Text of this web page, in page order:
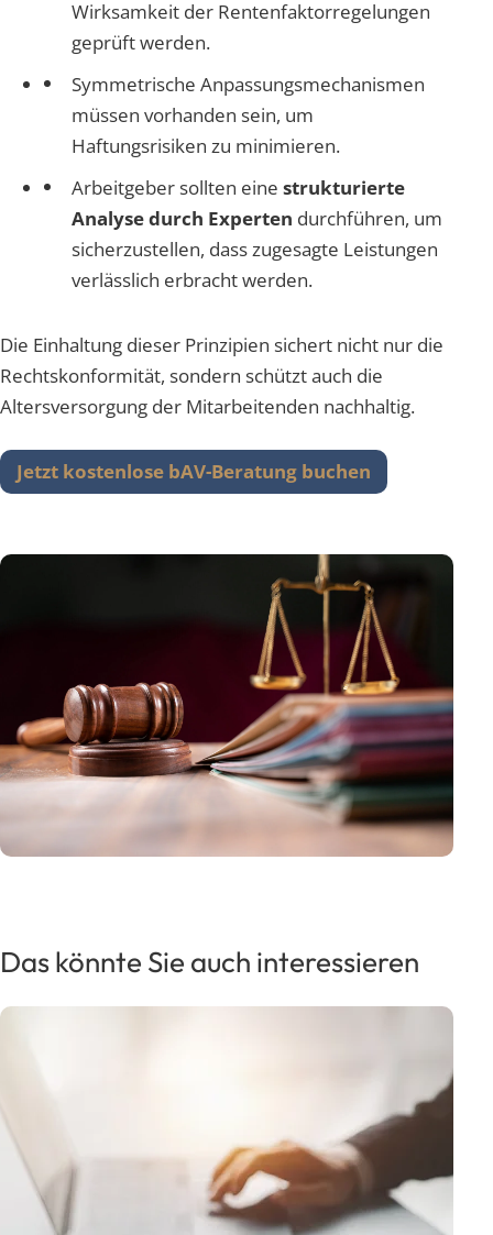
Wirksamkeit der Rentenfaktorregelungen
geprüft werden.
Symmetrische Anpassungsmechanismen
müssen vorhanden sein, um
Haftungsrisiken zu minimieren.
Arbeitgeber sollten eine strukturierte
Analyse durch Experten durchführen, um
sicherzustellen, dass zugesagte Leistungen
verlässlich erbracht werden.
Die Einhaltung dieser Prinzipien sichert nicht nur die
Rechtskonformität, sondern schützt auch die
Altersversorgung der Mitarbeitenden nachhaltig.
Jetzt kostenlose bAV-Beratung buchen
Das könnte Sie auch interessieren